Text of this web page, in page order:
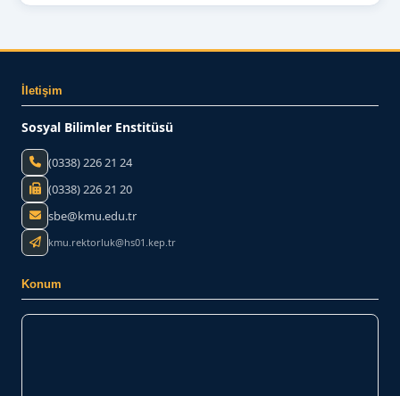
İletişim
Sosyal Bilimler Enstitüsü
(0338) 226 21 24
(0338) 226 21 20
sbe@kmu.edu.tr
kmu.rektorluk@hs01.kep.tr
Konum